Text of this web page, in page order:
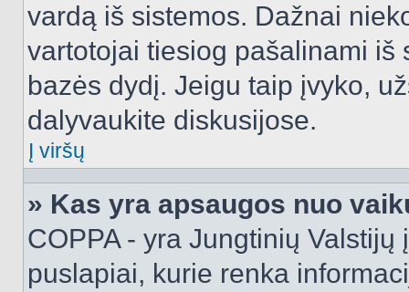
vardą iš sistemos. Dažnai
vartotojai tiesiog pašalinami iš
bazės dydį. Jeigu taip įvyko,
dalyvaukite diskusijose.
Į viršų
» Kas yra apsaugos nuo
COPPA - yra Jungtinių
puslapiai, kurie renka